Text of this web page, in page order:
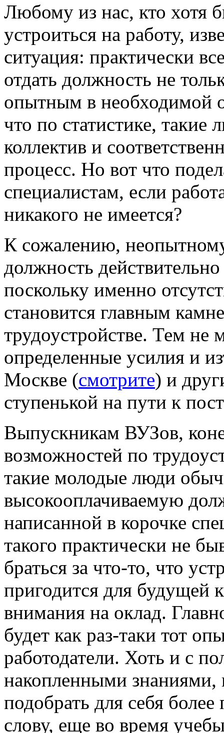
Любому из нас, кто хотя
устроиться на работу,
ситуация: практически
отдать должность не
опытным в необходимой
что по статистике,
коллектив и
процесс. Но вот что
специалистам, если
никакого не имеется?
К сожалению,
должность
поскольку именно
становится главным
трудоустройстве. Тем не
определенные усилия и
Москве (смотрите) и
ступенькой на пути к
Выпускникам ВУЗов,
возможностей по
такие молодые люди
высокооплачиваемую
написанной в корочке
такого практически не
браться за что-то, что
пригодится для будущей
внимания на оклад.
будет как раз-таки тот
работодатели. Хоть и с
накопленными
подобрать для себя
слову, еще во время